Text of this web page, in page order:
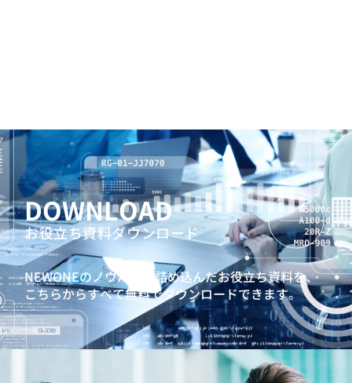
DOWNLOAD
お役立ち資料ダウンロード
NEWONEのノウハウを詰め込んだお役立ち資料を、
こちらからすべて無料でダウンロードできます。